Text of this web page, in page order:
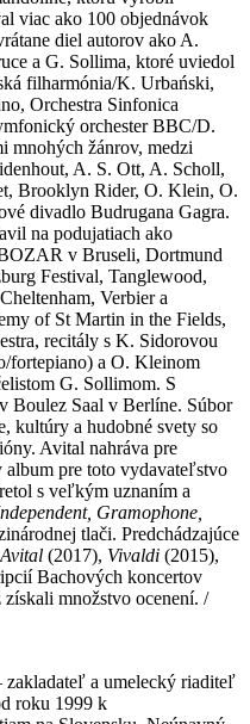
viac ako 100 objednávok
diel autorov ako A.
a G. Sollima, ktoré uviedol
filharmónia/K. Urbański,
Orchestra Sinfonica
orchester BBC/D.
mnohých žánrov, medzi
A. S. Ott, A. Scholl,
Brooklyn Rider, O. Klein, O.
divadlo Budrugana Gagra.
na podujatiach ako
v Bruseli, Dortmund
Festival, Tanglewood,
Verbier a
of St Martin in the Fields,
recitály s K. Sidorovou
fortepiano) a O. Kleinom
G. Sollimom. S
Boulez Saal v Berlíne. Súbor
kultúry a hudobné svety so
Avital nahráva pre
album pre toto vydavateľstvo
s veľkým uznaním a
Gramophone,
tlači. Predchádzajúce
(2017), Vivaldi (2015),
Bachových koncertov
získali množstvo ocenení. /
a umelecký riaditeľ
roku 1999 k